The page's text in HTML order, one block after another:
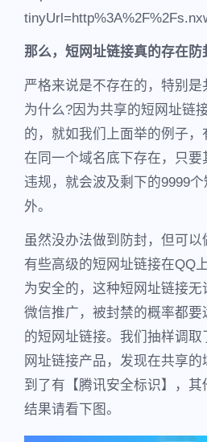
那么，短网址链接真的存在
严格来说是不存在的，特别是
为什么?因为共享的短网址链
的，就如我们上面举的例子，
在同一个域名底下存在，只
违规，就会波及剩下的9999
外。
虽然没办法做到防封，但可以
有些高级的短网址链接在QQ
为安全的，这种短网址链接
微信推广，被封禁的概率都
的短网址链接。我们抽样调
网址链接产品，发现在共享
到了有【腾讯安全标识】，
结果请看下图。